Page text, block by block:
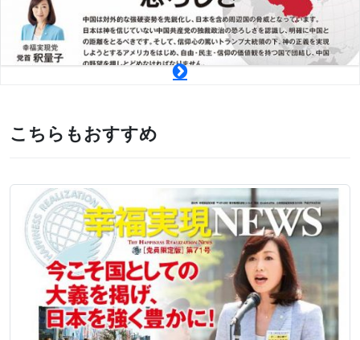
こちらもおすすめ